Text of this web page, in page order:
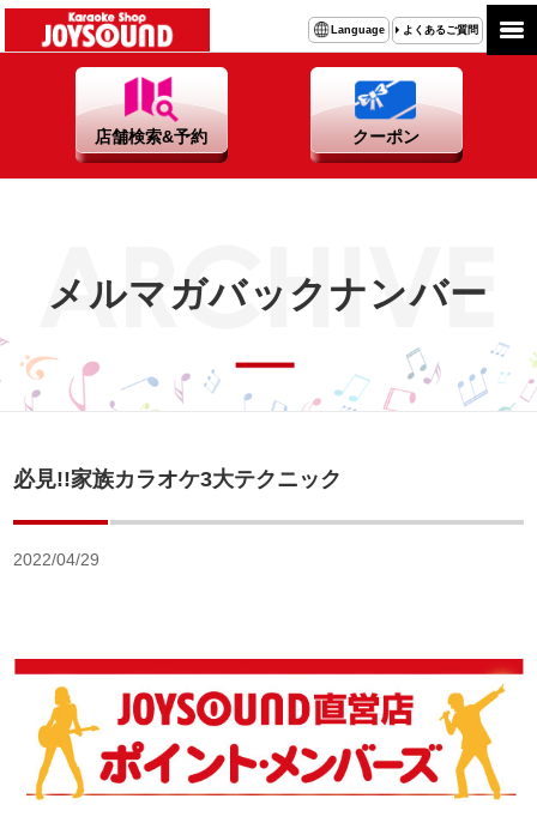
Language よくあるご質問
店舗検索&予約 クーポン
メルマガバックナンバー
必見!!家族カラオケ3大テクニック
2022/04/29